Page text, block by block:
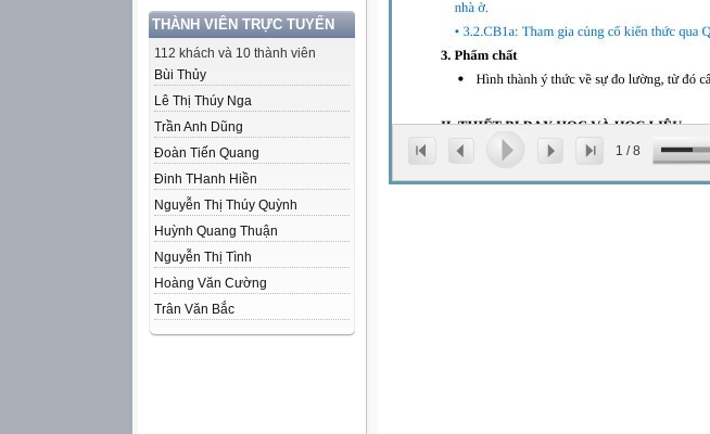
THÀNH VIÊN TRỰC TUYẾN
112 khách và 10 thành viên
Bùi Thủy
Lê Thị Thúy Nga
Trần Anh Dũng
Đoàn Tiến Quang
Đinh THanh Hiền
Nguyễn Thị Thúy Quỳnh
Huỳnh Quang Thuận
Nguyễn Thị Tình
Hoàng Văn Cường
Trân Văn Bắc
1 /8